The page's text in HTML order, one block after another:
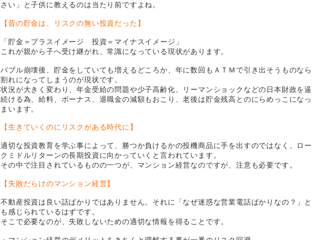
さい」と子供に教えるのは当たり前ですよね。
【昔の貯金は、リスクの無い投資だった】
「貯金＝プラスイメージ 投資＝マイナスイメージ」
これが親から子へ受け継がれ、常識になっている現状があります。
バブル崩壊後、貯金をしていても増えるどころか、年に数回もＡＴＭで引き出そうものな
割れになってしまうのが現状です。
状況が大きく変わり、年金受給の問題や少子高齢化、リーマンショックなどの日本財政を
続ける為、給料、ボーナス、退職金の減額もおこり、老後は貯金残高とのにらめっこにな
まいます。
【生きていくのにリスクがある時代に】
適切な投資教育を学ぶ事によって、勝つか負けるかの投機商品に手を出すのではなく、ロ
クミドルリターンの長期投資に向かっていくと言われています。
その中で注目されているものの一つが、マンション経営なのですが、注意も必要です。
【失敗だらけのマンション経営】
不動産投資は良い話ばかりではありません。それに「なぜ迷惑な営業電話ばかりなの？」
も感じられているはずです。
そこで必要なのが、失敗しないための適切な情報を得ることです。